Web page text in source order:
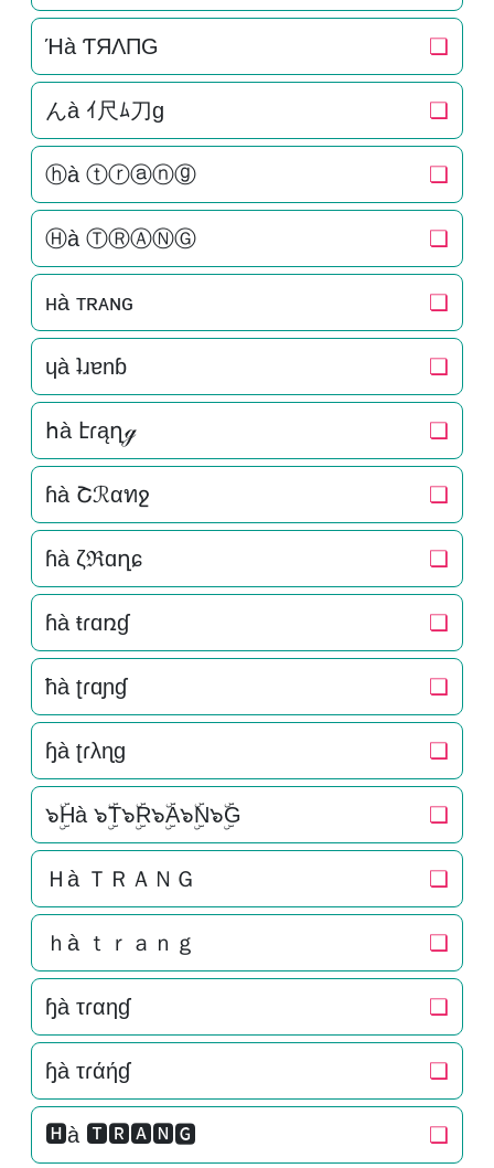
Ήà ƬЯΛПG ❏
んà ｲ尺ﾑ刀g ❏
ⓗà ⓣⓡⓐⓝⓖ ❏
Ⓗà ⓉⓇⒶⓃⒼ ❏
нà тʀᴀɴԍ ❏
ɥà ʇɹɐnɓ ❏
հà էɾąղℊ ❏
ɦà Շℛαทջ ❏
ɦà ζℜɑղɕ ❏
ɦà ŧɾɑռɠ ❏
ħà ʈɾɑɲɠ ❏
ɧà ʈɾλɳɡ ❏
๖ۣۜHà ๖ۣۜT๖ۣۜR๖ۣۜA๖ۣۜN๖ۣۜG ❏
Ｈà ＴＲＡＮＧ ❏
ｈà ｔｒａｎｇ ❏
ɧà τɾαηɠ ❏
ɧà τɾάήɠ ❏
🅷à 🆃🆁🅰🅽🅶 ❏